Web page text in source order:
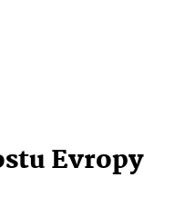
Evropy